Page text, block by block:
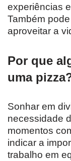
experiências
Também
aproveitar a
Por que
uma
Sonhar em
necessidade
momentos
indicar a
trabalho em